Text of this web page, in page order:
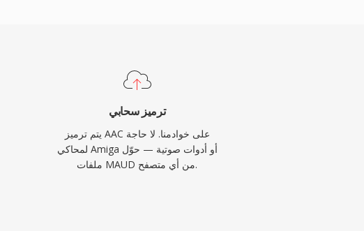
ترميز سحابي
يتم ترميز AAC على خوادمنا. لا حاجة
لمحاكي Amiga أو أدوات صوتية — حوّل
ملفات MAUD من أي متصفح.